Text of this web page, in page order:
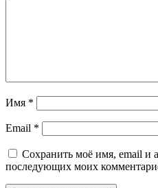
Имя *
Email *
Сохранить моё имя, email и
последующих моих